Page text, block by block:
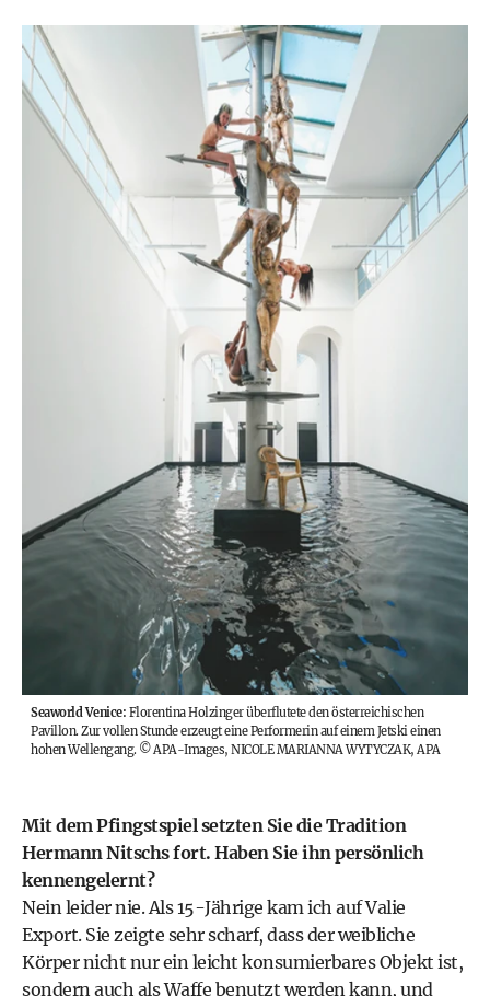
Seaworld Venice: Florentina Holzinger überflutete den österreichischen
Pavillon. Zur vollen Stunde erzeugt eine Performerin auf einem Jetski einen
hohen Wellengang. ©APA-Images, NICOLE MARIANNA WYTYCZAK, APA
Mit dem Pfingstspiel setzten Sie die Tradition
Hermann Nitschs fort. Haben Sie ihn persönlich
kennengelernt?
Nein leider nie. Als 15-Jährige kam ich auf Valie
Export. Sie zeigte sehr scharf, dass der weibliche
Körper nicht nur ein leicht konsumierbares Objekt ist,
sondern auch als Waffe benutzt werden kann, und